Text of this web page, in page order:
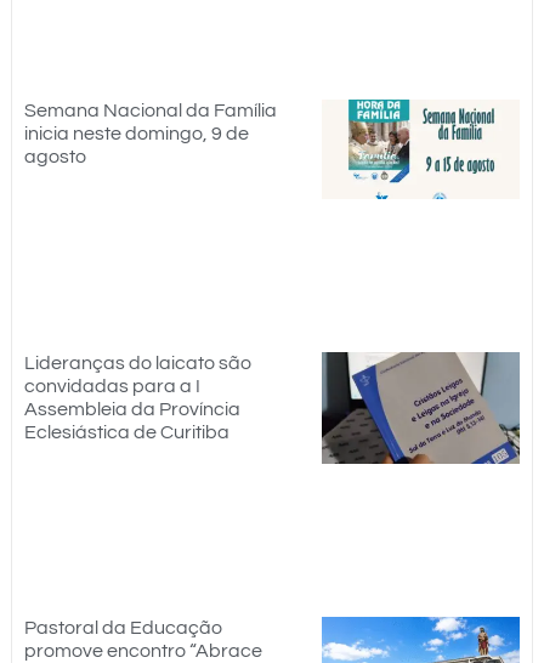
Semana Nacional da Família
inicia neste domingo, 9 de
agosto
Lideranças do laicato são
convidadas para a I
Assembleia da Província
Eclesiástica de Curitiba
Pastoral da Educação
promove encontro “Abrace